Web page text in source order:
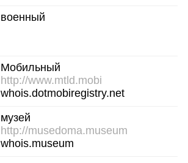
военный
Мобильный
http://www.mtld.mobi
whois.dotmobiregistry.net
музей
http://musedoma.museum
whois.museum